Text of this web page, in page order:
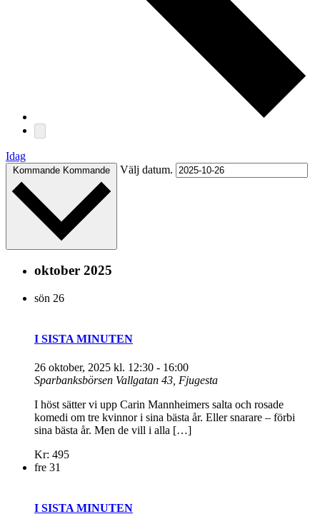
Idag
Kommande Kommande Välj datum.
oktober 2025
sön 26
I SISTA MINUTEN
26 oktober, 2025 kl. 12:30 - 16:00
Sparbanksbörsen Vallgatan 43, Fjugesta
I höst sätter vi upp Carin Mannheimers salta och rosade
komedi om tre kvinnor i sina bästa år. Eller snarare – förbi
sina bästa år. Men de vill i alla […]
Kr: 495
fre 31
I SISTA MINUTEN